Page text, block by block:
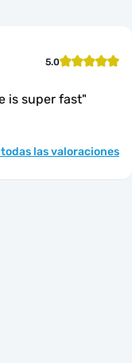
5.0
is super fast"
todas las valoraciones